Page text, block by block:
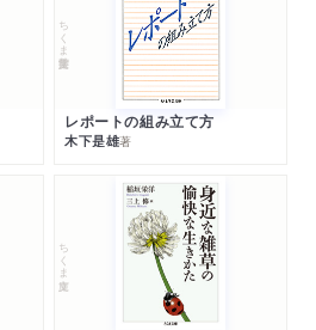
ちくま学芸文庫
レポートの組み立て方
木下是雄著
ちくま文庫